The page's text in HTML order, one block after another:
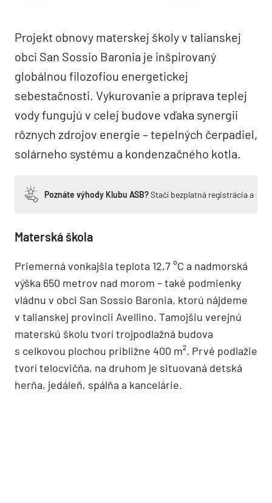
Projekt obnovy materskej školy v talianskej
obci San Sossio Baronia je inšpirovaný
globálnou filozofiou energetickej
sebestačnosti. Vykurovanie a príprava teplej
vody fungujú v celej budove vďaka synergii
rôznych zdrojov energie – tepelných čerpadiel,
solárneho systému a kondenzačného kotla.
Poznáte výhody Klubu ASB?Stačí bezplatná registrácia a
Materská škola
Priemerná vonkajšia teplota 12,7 °C a nadmorská
výška 650 metrov nad morom – také podmienky
vládnu v obci San Sossio Baronia, ktorú nájdeme
v talianskej provincii Avellino. Tamojšiu verejnú
materskú školu tvorí trojpodlažná budova
s celkovou plochou približne 400 m². Prvé podlažie
tvorí telocvičňa, na druhom je situovaná detská
herňa, jedáleň, spálňa a kancelárie.